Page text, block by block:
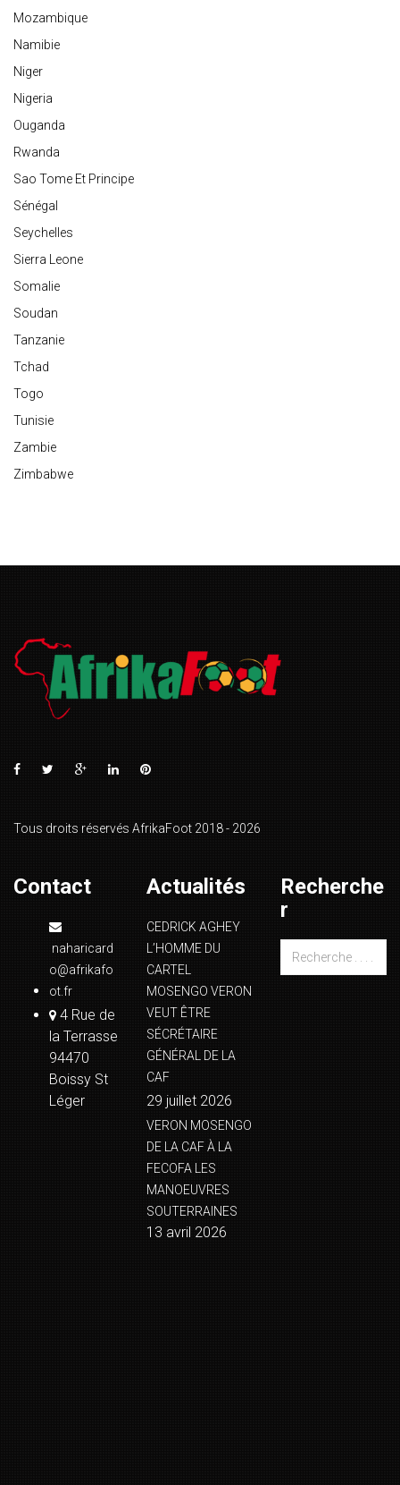
Mozambique
Namibie
Niger
Nigeria
Ouganda
Rwanda
Sao Tome Et Principe
Sénégal
Seychelles
Sierra Leone
Somalie
Soudan
Tanzanie
Tchad
Togo
Tunisie
Zambie
Zimbabwe
Tous droits réservés AfrikaFoot 2018 - 2026
Contact
naharicard
o@afrikafo
ot.fr
4 Rue de
la Terrasse
94470
Boissy St
Léger
Actualités
CEDRICK AGHEY
L’HOMME DU
CARTEL
MOSENGO VERON
VEUT ÊTRE
SÉCRÉTAIRE
GÉNÉRAL DE LA
CAF
29 juillet 2026
VERON MOSENGO
DE LA CAF À LA
FECOFA LES
MANOEUVRES
SOUTERRAINES
13 avril 2026
Recherche
r